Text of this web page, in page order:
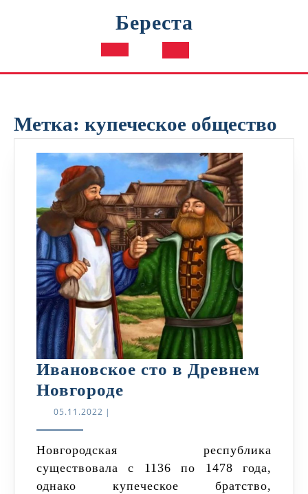
Береста
Кнопка
Метка: купеческое общество
Ивановское сто в Древнем
Новгороде
Новгороде
05.11.2022 05.11.2022
|
Новгородская республика
существовала с 1136 по 1478 года,
однако купеческое братство,